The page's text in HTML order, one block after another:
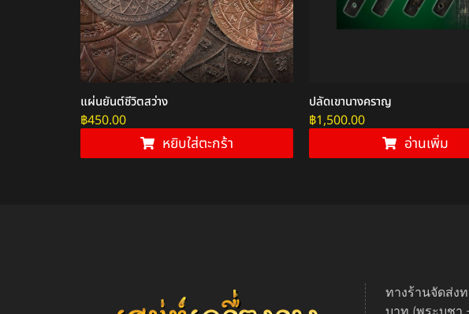
แผ่นยันต์ชีวิตสว่าง
฿450.00
หยิบใส่ตะกร้า
ปลัดเขานางคราญ
฿1,500.00
อ่านเพิ่ม
ทางร้านจัดส่ง